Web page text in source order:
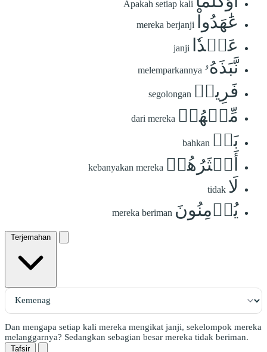
Apakah setiap kali
عَٰهَدُواْ mereka berjanji
عَهۡدٗا janji
نَّبَذَهُۥ melemparkannya
فَرِيقٞ segolongan
مِّنۡهُمۚ dari mereka
بَلۡ bahkan
أَكۡثَرُهُمۡ kebanyakan mereka
لَا tidak
يُؤۡمِنُونَ mereka beriman
Terjemahan
Dan mengapa setiap kali mereka mengikat janji, sekelompok mereka
melanggarnya? Sedangkan sebagian besar mereka tidak beriman.
Tafsir